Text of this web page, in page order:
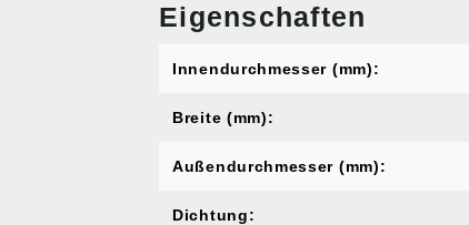
Eigenschaften
Innendurchmesser (mm):
Breite (mm):
Außendurchmesser (mm):
Dichtung: